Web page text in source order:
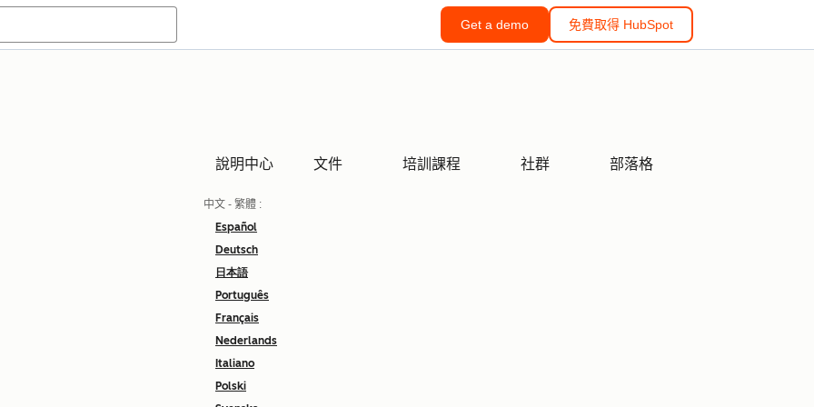
Get a demo 免費取得 HubSpot
說明中心 文件 培訓課程 社群 部落格
中文 - 繁體 :
Español
Deutsch
日本語
Português
Français
Nederlands
Italiano
Polski